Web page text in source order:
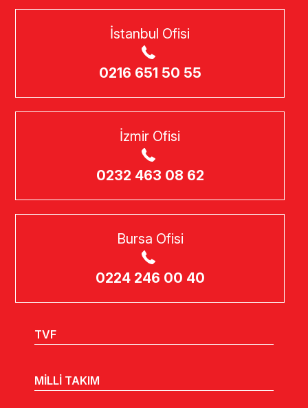
İstanbul Ofisi
0216 651 50 55
İzmir Ofisi
0232 463 08 62
Bursa Ofisi
0224 246 00 40
TVF
MİLLİ TAKIM